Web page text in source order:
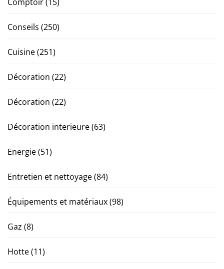
Conseils (250)
Cuisine(251)
Décoration (22)
Décoration (22)
Décoration interieure(63)
Energie(51)
Entretien et nettoyage(84)
Équipements et matériaux(98)
Gaz (8)
Hotte(11)